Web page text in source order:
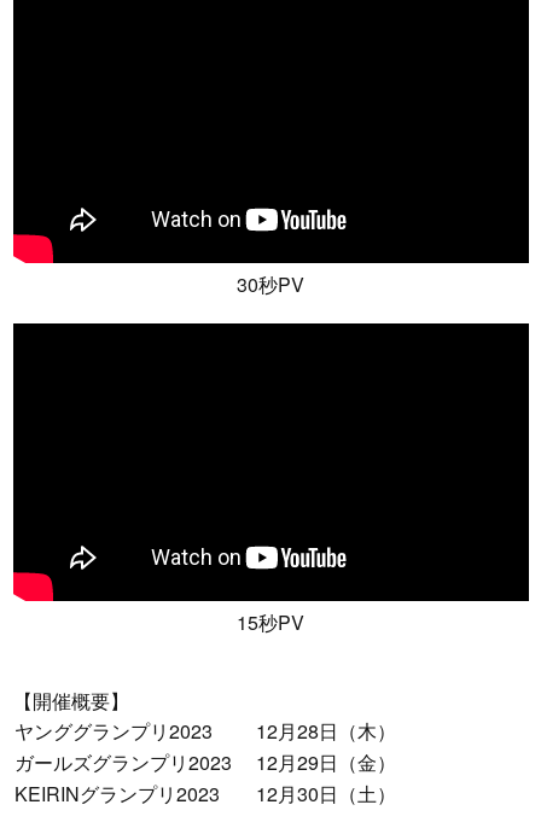
30秒PV
15秒PV
【開催概要】
ヤンググランプリ2023
12月28日（木）
ガールズグランプリ2023
12月29日（金）
KEIRINグランプリ2023
12月30日（土）